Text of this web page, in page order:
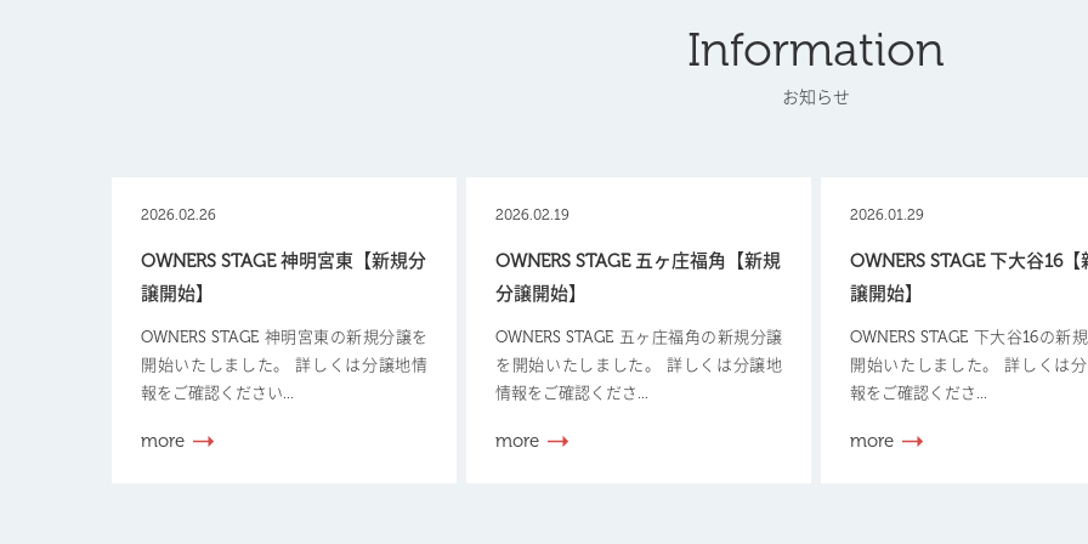
Information
お知らせ
2026.02.26
OWNERS STAGE 神明宮東【新規分
譲開始】
OWNERS STAGE 神明宮東の新規分譲を
開始いたしました。 詳しくは分譲地情
報をご確認ください...
more
2026.02.19
OWNERS STAGE 五ヶ庄福角【新規
分譲開始】
OWNERS STAGE 五ヶ庄福角の新規分譲
を開始いたしました。 詳しくは分譲地
情報をご確認くださ...
more
2026.01.29
OWNERS STAGE 下大谷16
譲開始】
OWNERS STAGE 下大谷16の新
開始いたしました。 詳しくは
報をご確認くださ...
more